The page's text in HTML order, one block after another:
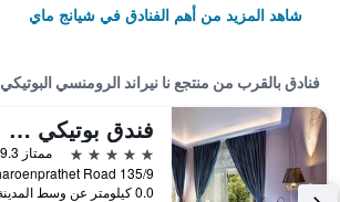
شاهد المزيد من أهم الفنادق في شيانج ماي
فنادق بالقرب من منتجع نا نيراند الرومنسي البوتيكي
فندق بوتيكي وسبا بينغ ناكارا
5 نجوم
ممتاز 9.3
0.0 كيلومتر عن وسط المدينة